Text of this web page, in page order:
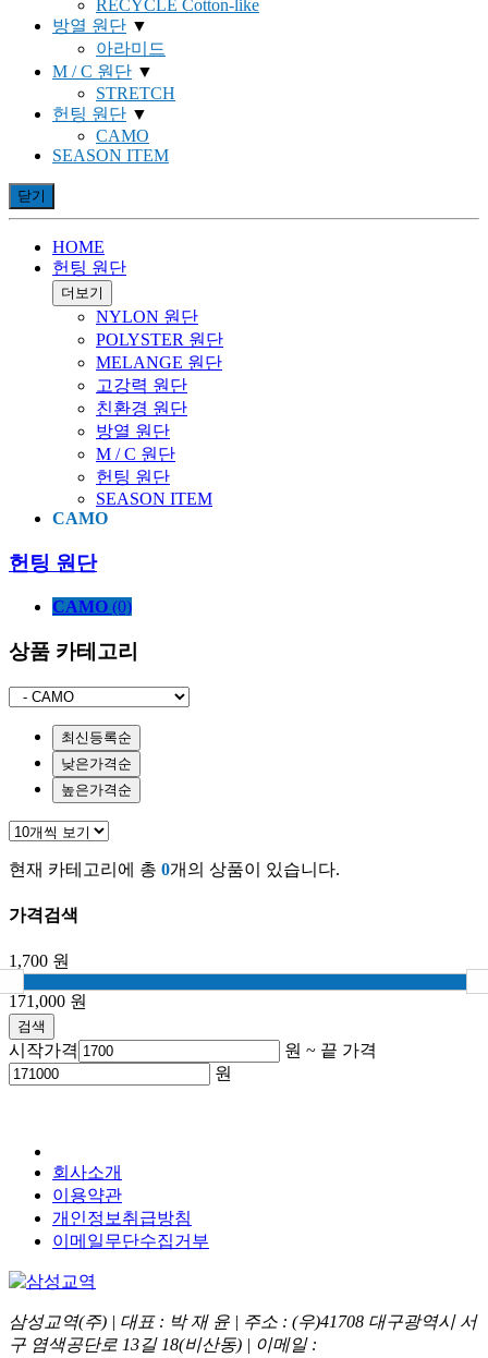
RECYCLE Cotton-like
방열 원단 ▼
아라미드
M / C 원단 ▼
STRETCH
헌팅 원단 ▼
CAMO
SEASON ITEM
닫기
HOME
헌팅 원단
더보기
NYLON 원단
POLYSTER 원단
MELANGE 원단
고강력 원단
친환경 원단
방열 원단
M / C 원단
헌팅 원단
SEASON ITEM
CAMO
헌팅 원단
CAMO (0)
상품 카테고리
최신등록순
낮은가격순
높은가격순
현재 카테고리에 총 0개의 상품이 있습니다.
가격검색
1,700 원
171,000 원
검색
시작가격 원 ~ 끝 가격
원
회사소개
이용약관
개인정보취급방침
이메일무단수집거부
삼성교역(주) | 대표 : 박 재 윤 | 주소 : (우)41708 대구광역시 서
구 염색공단로 13길 18(비산동) | 이메일 :